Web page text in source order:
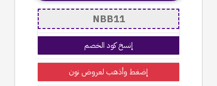
إنسخ كود الخصم
إضغط وأذهب لعروض نون